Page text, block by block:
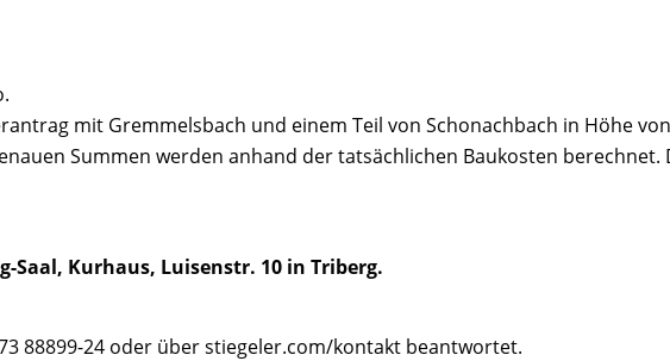
mit Gremmelsbach und einem Teil von Schonachbach in Höhe
Summen werden anhand der tatsächlichen Baukosten
Saal, Kurhaus, Luisenstr. 10 in Triberg.
88899-24 oder über stiegeler.com/kontakt beantwortet.